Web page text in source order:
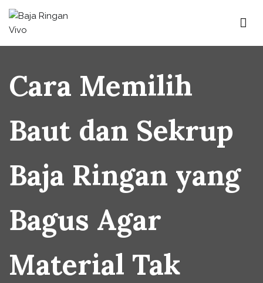
Baja Ringan Vivo
Website Baja Ringan Vivo
Cara Memilih
Baut dan Sekrup
Baja Ringan yang
Bagus Agar
Material Tak